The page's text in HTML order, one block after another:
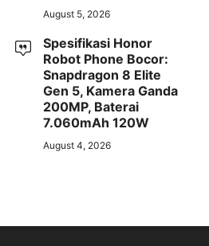
August 5, 2026
Spesifikasi Honor
Robot Phone Bocor:
Snapdragon 8 Elite
Gen 5, Kamera Ganda
200MP, Baterai
7.060mAh 120W
August 4, 2026